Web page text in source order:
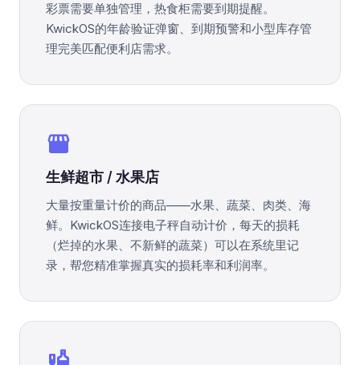
彩票需要单独管理，热食柜需要到期提醒。
KwickOS的年龄验证弹窗、到期预警和小型库存管
理完美匹配便利店需求。
storefront
生鲜超市 / 水果店
大量按重量计价的商品——水果、蔬菜、肉类、海
鲜。KwickOS连接电子秤自动计价，每天的损耗
（烂掉的水果、不新鲜的蔬菜）可以在系统里记
录，帮您精准掌握真实的损耗率和利润率。